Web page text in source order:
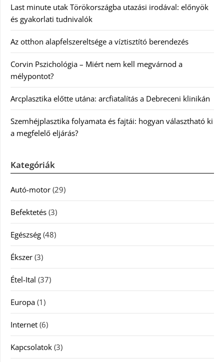
Last minute utak Törökországba utazási irodával: előnyök
és gyakorlati tudnivalók
Az otthon alapfelszereltsége a víztisztító berendezés
Corvin Pszichológia – Miért nem kell megvárnod a
mélypontot?
Arcplasztika előtte utána: arcfiatalítás a Debreceni klinikán
Szemhéjplasztika folyamata és fajtái: hogyan választható ki
a megfelelő eljárás?
Kategóriák
Autó-motor (29)
Befektetés (3)
Egészség (48)
Ékszer (3)
Étel-Ital (37)
Europa (1)
Internet (6)
Kapcsolatok (3)